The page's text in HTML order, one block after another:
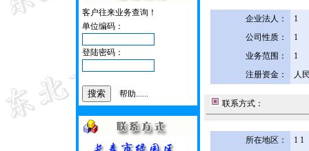
客户往来业务查询！
单位编码：
登陆密码：
帮助......
企业法人：
1
公司性质：
1
业务范围：
1
注册资金：
人
联系方式：
所在地区：
1 1